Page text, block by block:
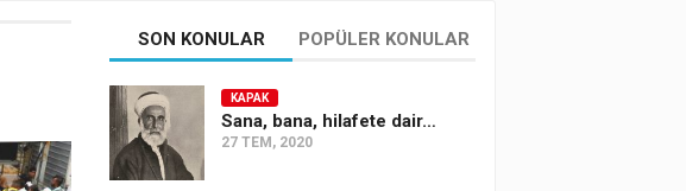
SON KONULAR POPÜLER KONULAR
KAPAK
Sana, bana, hilafete dair…
27 TEM, 2020